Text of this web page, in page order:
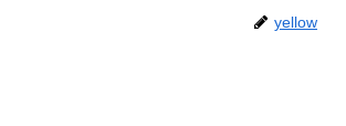
yellow